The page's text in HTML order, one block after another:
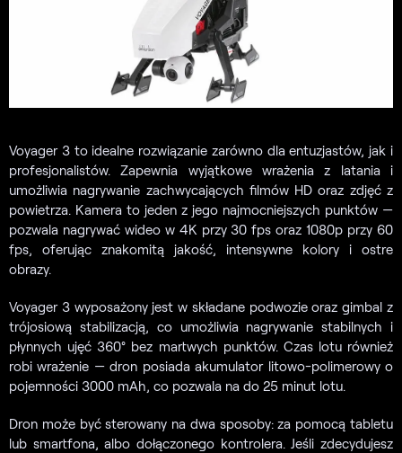
Voyager 3 to idealne rozwiązanie zarówno dla entuzjastów, jak i
profesjonalistów. Zapewnia wyjątkowe wrażenia z latania i
umożliwia nagrywanie zachwycających filmów HD oraz zdjęć z
powietrza. Kamera to jeden z jego najmocniejszych punktów —
pozwala nagrywać wideo w 4K przy 30 fps oraz 1080p przy 60
fps, oferując znakomitą jakość, intensywne kolory i ostre
obrazy.
Voyager 3 wyposażony jest w składane podwozie oraz gimbal z
trójosiową stabilizacją, co umożliwia nagrywanie stabilnych i
płynnych ujęć 360° bez martwych punktów. Czas lotu również
robi wrażenie — dron posiada akumulator litowo-polimerowy o
pojemności 3000 mAh, co pozwala na do 25 minut lotu.
Dron może być sterowany na dwa sposoby: za pomocą tabletu
lub smartfona, albo dołączonego kontrolera. Jeśli zdecydujesz